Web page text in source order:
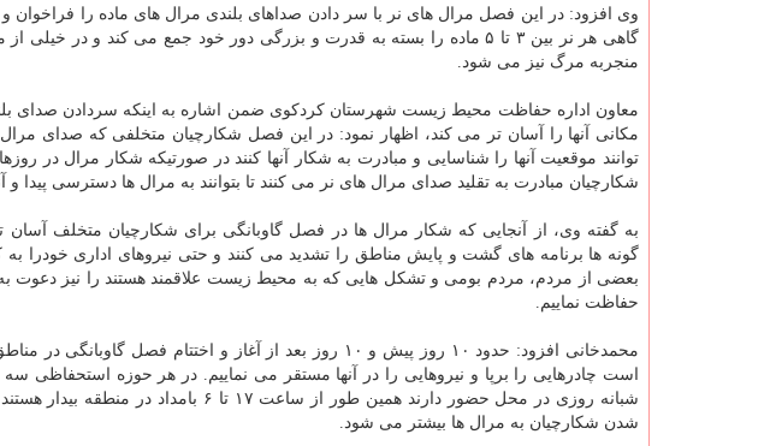
وی افزود: در این فصل مرال های نر با سر دادن صداهای بلندی مرال های ماده را فراخوان
گاهی هر نر بین ۳ تا ۵ ماده را بسته به قدرت و بزرگی دور خود جمع می کند و
منجربه مرگ نیز می شود.
معاون اداره حفاظت محیط زیست شهرستان کردکوی ضمن اشاره به اینکه سردادن صدای
مکانی آنها را آسان تر می کند، اظهار نمود: در این فصل شکارچیان متخلفی که صدای
توانند موقعیت آنها را شناسایی و مبادرت به شکار آنها کنند در صورتیکه شکار مرال در
شکارچیان مبادرت به تقلید صدای مرال های نر می کنند تا بتوانند به مرال ها دسترسی پیدا و
به گفته وی، از آنجایی که شکار مرال ها در فصل گاوبانگی برای شکارچیان متخلف
گونه ها برنامه های گشت و پایش مناطق را تشدید می کنند و حتی نیروهای اداری خودرا
بعضی از مردم، مردم بومی و تشکل هایی که به محیط زیست علاقمند هستند را نیز دعوت به
حفاظت نماییم.
محمدخانی افزود: حدود ۱۰ روز پیش و ۱۰ روز بعد از آغاز و
است چادرهایی را برپا و نیروهایی را در آنها مستقر می نماییم. در هر حوزه استحفاظی
شبانه روزی در محل حضور دارند همین طور از
شدن شکارچیان به مرال ها بیشتر می شود.